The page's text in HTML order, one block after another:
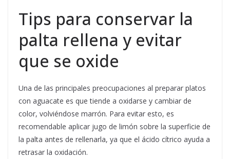
Tips para conservar la
palta rellena y evitar
que se oxide
Una de las principales preocupaciones al preparar platos
con aguacate es que tiende a oxidarse y cambiar de
color, volviéndose marrón. Para evitar esto, es
recomendable aplicar jugo de limón sobre la superficie de
la palta antes de rellenarla, ya que el ácido cítrico ayuda a
retrasar la oxidación.